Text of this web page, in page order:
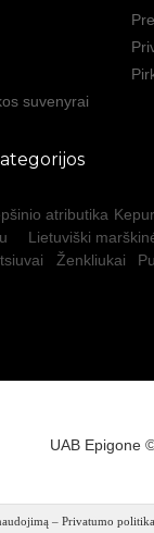
suvenyrai
atributika
Lietuviški
Ženkliukai
UAB Epigone
– Privatumo